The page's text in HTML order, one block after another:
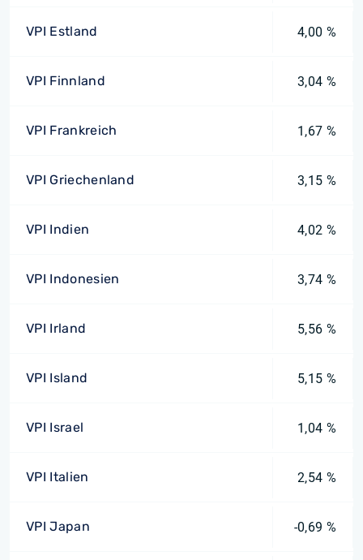
VPI Estland 4,00 %
VPI Finnland 3,04 %
VPI Frankreich 1,67 %
VPI Griechenland 3,15 %
VPI Indien 4,02 %
VPI Indonesien 3,74 %
VPI Irland 5,56 %
VPI Island 5,15 %
VPI Israel 1,04 %
VPI Italien 2,54 %
VPI Japan -0,69 %